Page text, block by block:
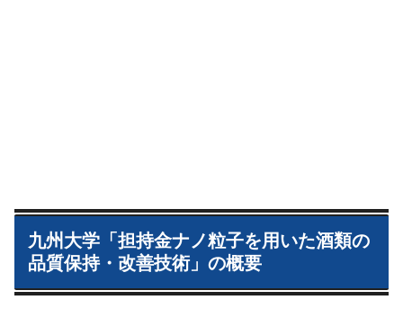
九州大学「担持金ナノ粒子を用いた酒類の
品質保持・改善技術」の概要